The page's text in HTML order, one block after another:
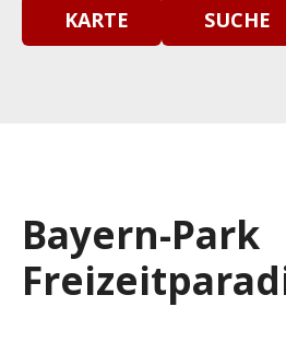
KARTE SUCHE
Bayern-Park